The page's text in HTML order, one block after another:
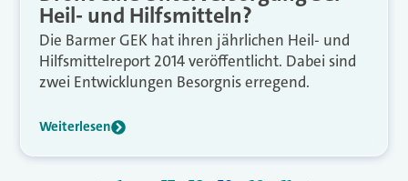
Heil- und Hilfsmitteln?
Die Barmer GEK hat ihren jährlichen Heil- und
Hilfsmittelreport 2014 veröffentlicht. Dabei sind
zwei Entwicklungen Besorgnis erregend.
Weiterlesen